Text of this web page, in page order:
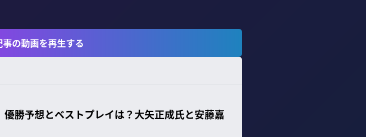
事の動画を再生する
勝予想とベストプレイは？大矢正成氏と安藤嘉